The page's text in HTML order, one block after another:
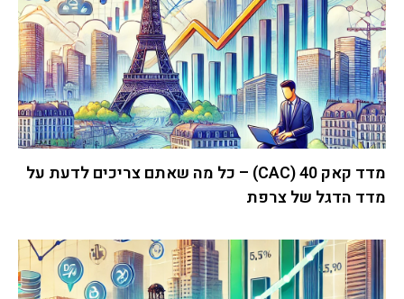
מדד קאק 40 (CAC) – כל מה שאתם צריכים לדעת על
מדד הדגל של צרפת